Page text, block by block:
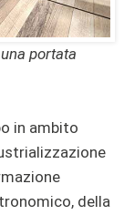
portata
in ambito
della